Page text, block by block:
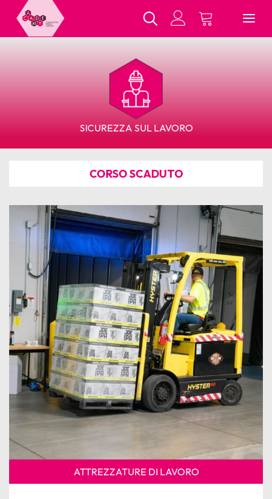
Chi Siamo
Tutti i Corsi
In Presenza
E-Learning
Contatti
News
Per le Aziende
SICUREZZA SUL LAVORO
CORSO SCADUTO
ATTREZZATURE DI LAVORO